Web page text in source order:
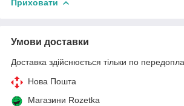
Приховати
Умови доставки
Доставка здійснюється тільки по
Нова Пошта
Магазини Rozetka